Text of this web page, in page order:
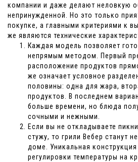
компании и даже делают неловкую
непринужденной. Но это только
покупке, а главными критериями к
же являются технические
Каждая модель позволяет
непрямым методом. Первый
расположение продуктов
же означает условное
половины: одна для жара,
продуктов. В последнем
больше времени, но блюда
сочными и нежными.
Если вы не откладываете
стужу, то грили Вебер станут
доме. Уникальная
регулировки температуры на